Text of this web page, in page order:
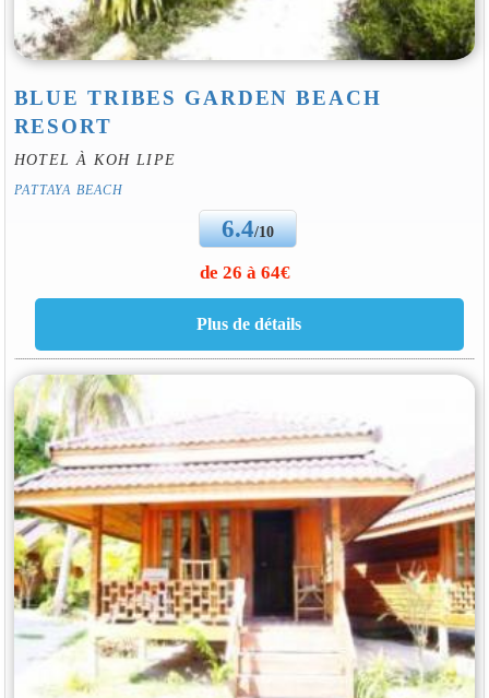
BLUE TRIBES GARDEN BEACH
RESORT
HOTEL À KOH LIPE
PATTAYA BEACH
6.4/10
de 26 à 64€